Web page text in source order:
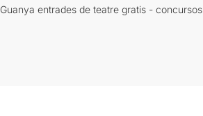
Guanya entrades de teatre gratis - concursos